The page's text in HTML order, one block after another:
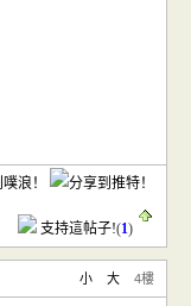
支持這帖子!(1)
小 大 4樓